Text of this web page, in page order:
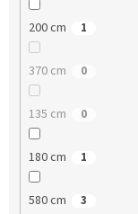
200 cm 1
370 cm 0
135 cm 0
180 cm 1
580 cm 3